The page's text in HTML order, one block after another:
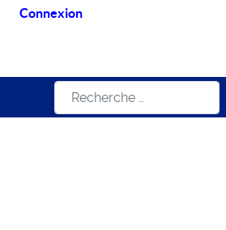
Connexion
Rechercher